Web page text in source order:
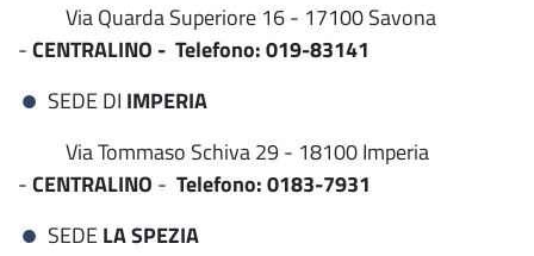
Via Quarda Superiore 16 - 17100 Savona
-CENTRALINO - Telefono: 019-83141
SEDE DI IMPERIA
Via Tommaso Schiva 29 - 18100 Imperia
-CENTRALINO - Telefono: 0183-7931
SEDELA SPEZIA